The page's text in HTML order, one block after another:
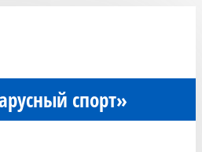
спорт»